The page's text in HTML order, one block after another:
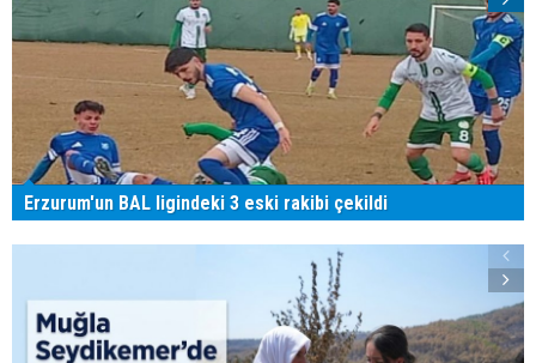
Erzurum'un BAL ligindeki 3 eski rakibi çekildi